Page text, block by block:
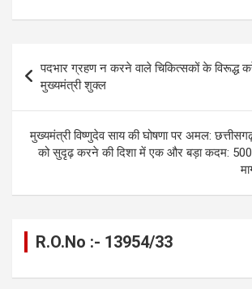
o
o
k
g
er
A
p
a
navigation
पदभार ग्रहण न करने वाले चिकित्सकों के विरूद्ध
मुख्यमंत्री शुक्ल
मुख्यमंत्री विष्णुदेव साय की घोषणा पर अमल: छत्तीसगढ़
को सुदृढ़ करने की दिशा में एक और बड़ा कदम: 5000
R.O.No :- 13954/33